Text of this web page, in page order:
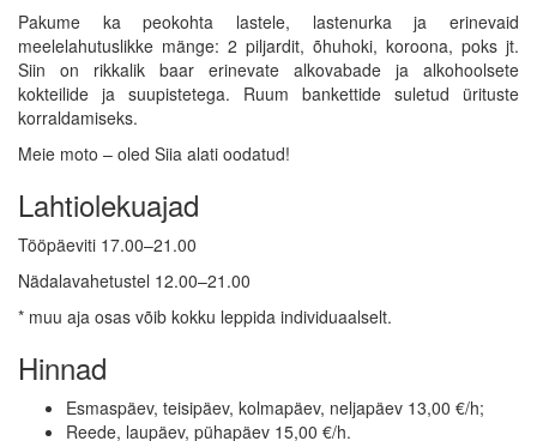
Pakume ka peokohta lastele, lastenurka ja erinevaid
meelelahutuslikke mänge: 2 piljardit, õhuhoki, koroona, poks jt.
Siin on rikkalik baar erinevate alkovabade ja alkohoolsete
kokteilide ja suupistetega. Ruum bankettide suletud ürituste
korraldamiseks.
Meie moto – oled Siia alati oodatud!
Lahtiolekuajad
Tööpäeviti 17.00–21.00
Nädalavahetustel 12.00–21.00
* muu aja osas võib kokku leppida individuaalselt.
Hinnad
Esmaspäev, teisipäev, kolmapäev, neljapäev 13,00 €/h;
Reede, laupäev, pühapäev 15,00 €/h.